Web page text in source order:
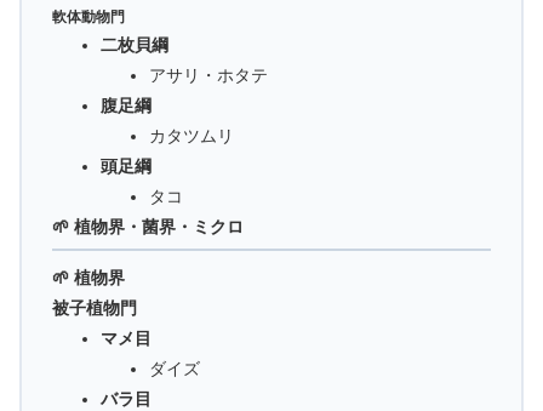
軟体動物門
二枚貝綱
アサリ・ホタテ
腹足綱
カタツムリ
頭足綱
タコ
🌱 植物界・菌界・ミクロ
🌱 植物界
被子植物門
マメ目
ダイズ
バラ目